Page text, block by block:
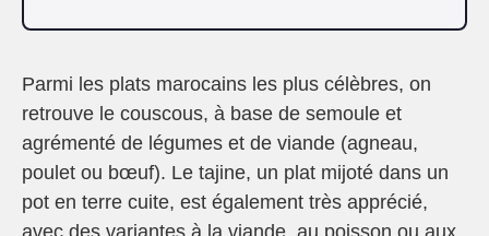
Parmi les plats marocains les plus célèbres, on
retrouve le couscous, à base de semoule et
agrémenté de légumes et de viande (agneau,
poulet ou bœuf). Le tajine, un plat mijoté dans un
pot en terre cuite, est également très apprécié,